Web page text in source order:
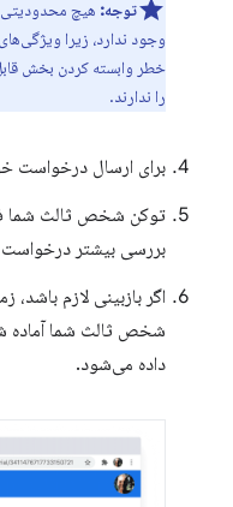
توجه: هیچ محدودیتی
وجود ندارد، زیرا
خطر وابسته کردن بخش
را ندارند.
برای ارسال درخواست
توکن شخص ثالث شما
بررسی بیشتر درخواست
اگر بازبینی لازم
شخص ثالث شما آماده
داده می‌شود.